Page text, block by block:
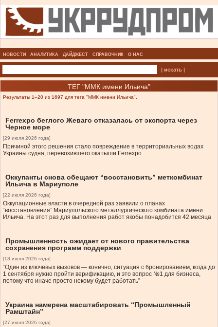
НОВОСТИ АНАЛИТИКА ДАЙДЖЕСТ СПРАВОЧНИК О НАС
| искать |
ТЕГ "ММК имени Ильича"
Результаты 1–20 из 1697 для тега "ММК имени Ильича".
Ferrexpo беглого Жеваго отказалась от экспорта через
Черное море
[29 июля 2026 года]
Причиной этого решения стало повреждение в территориальных водах
Украины судна, перевозившего окатыши Ferrexpo
Оккупанты снова обещают “восстановить” меткомбинат
Ильича в Мариуполе
[22 июля 2026 года]
Оккупационные власти в очередной раз заявили о планах
“восстановления” Мариупольского металлургического комбината имени
Ильича. На этот раз для выполнения работ якобы понадобится 42 месяца
Промышленность ожидает от нового правительства
сохранения программ поддержки
[18 июля 2026 года]
“Один из ключевых вызовов — конечно, ситуация с бронированием, когда до
1 сентября нужно пройти верификацию, и это вопрос №1 для бизнеса,
потому что иначе просто некому будет работать”
Украина намерена масштабировать “Промышленный
Рамштайн”
[27 июня 2026 года]